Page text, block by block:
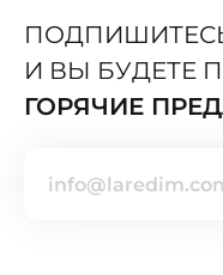
И ВЫ БУДЕТЕ
ГОРЯЧИЕ